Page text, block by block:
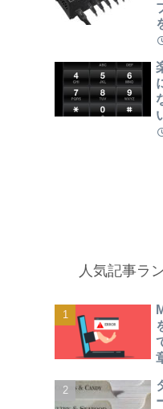
人気記事ラ